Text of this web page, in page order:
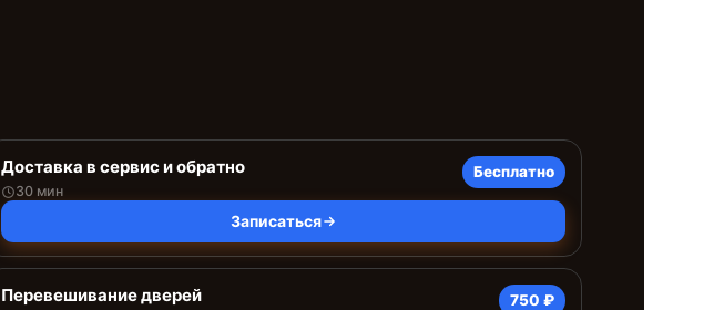
Доставка в сервис и обратно
30 мин
Бесплатно
Записаться
Перевешивание дверей 750 ₽